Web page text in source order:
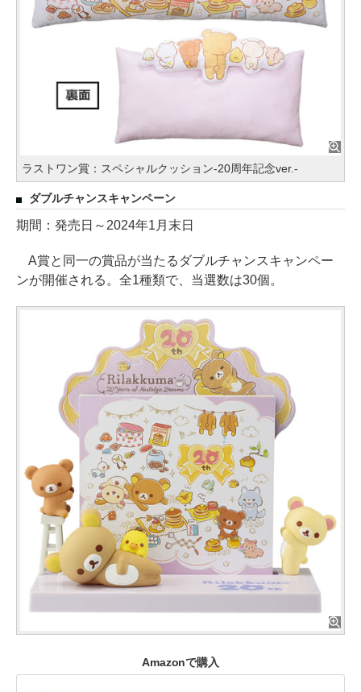
ラストワン賞：スペシャルクッション-20周年記念ver.-
ダブルチャンスキャンペーン
期間：発売日～2024年1月末日
A賞と同一の賞品が当たるダブルチャンスキャンペー
ンが開催される。全1種類で、当選数は30個。
Amazonで購入